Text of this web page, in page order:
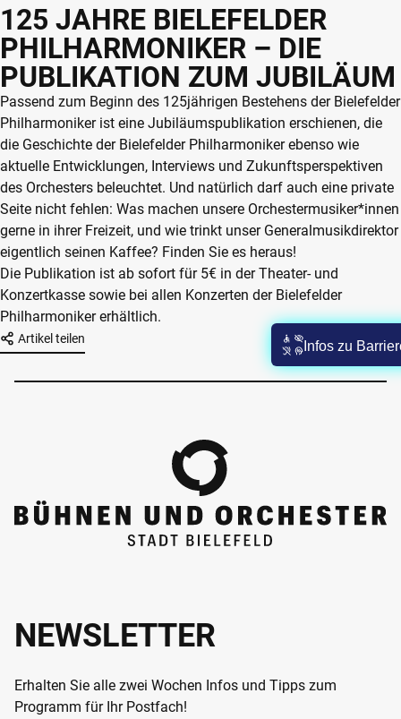
125 JAHRE BIELEFELDER
PHILHARMONIKER – DIE
PUBLIKATION ZUM JUBILÄUM
Passend zum Beginn des 125jährigen Bestehens der Bielefelder
Philharmoniker ist eine Jubiläumspublikation erschienen, die
die Geschichte der Bielefelder Philharmoniker ebenso wie
aktuelle Entwicklungen, Interviews und Zukunftsperspektiven
des Orchesters beleuchtet. Und natürlich darf auch eine private
Seite nicht fehlen: Was machen unsere Orchestermusiker*innen
gerne in ihrer Freizeit, und wie trinkt unser Generalmusikdirektor
eigentlich seinen Kaffee? Finden Sie es heraus!
Die Publikation ist ab sofort für 5€ in der Theater- und
Konzertkasse sowie bei allen Konzerten der Bielefelder
Philharmoniker erhältlich.
Artikel teilen
NEWSLETTER
Erhalten Sie alle zwei Wochen Infos und Tipps zum
Programm für Ihr Postfach!
Infos zu